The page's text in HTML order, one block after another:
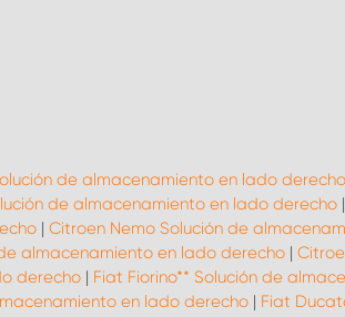
de almacenamiento en lado derecho
de almacenamiento en lado derecho|
| Citroen Nemo Solución de
almacenamiento en lado derecho|
derecho| Fiat Fiorino** Solución de
en lado derecho | Fiat